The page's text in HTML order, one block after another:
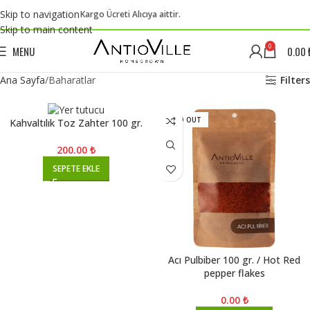
Skip to navigation
Skip to main content
Kargo Ücreti Alıcıya aittir.
MENU 0 0.00
Ana Sayfa Baharatlar Filters
Kahvaltılık Toz Zahter 100 gr.
200.00 ₺
SEPETE EKLE
SOLD OUT
Acı Pulbiber 100 gr. / Hot Red
pepper flakes
0.00 ₺